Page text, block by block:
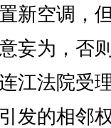
新空调，
妄为，否
江法院受
发的相邻